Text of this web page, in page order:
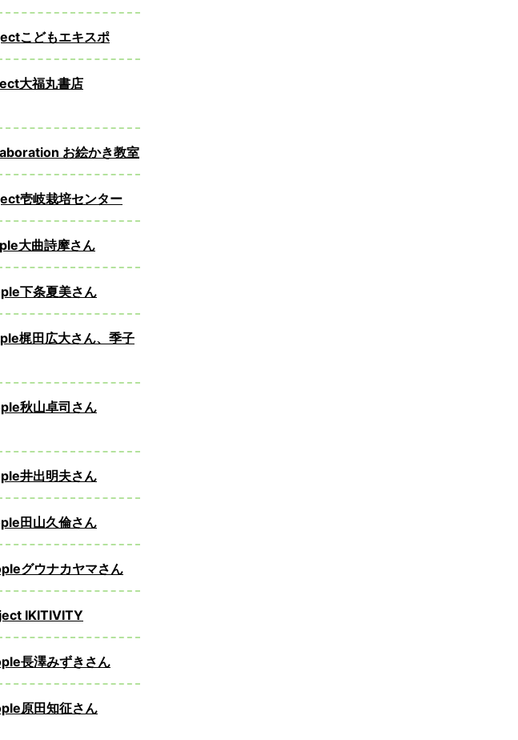
こどもエキスポ
大福丸書店
お絵かき教室
壱岐栽培センター
大曲詩摩さん
下条夏美さん
梶田広大さん、季子
秋山卓司さん
井出明夫さん
田山久倫さん
グウナカヤマさん
IKITIVITY
長澤みずきさん
原田知征さん